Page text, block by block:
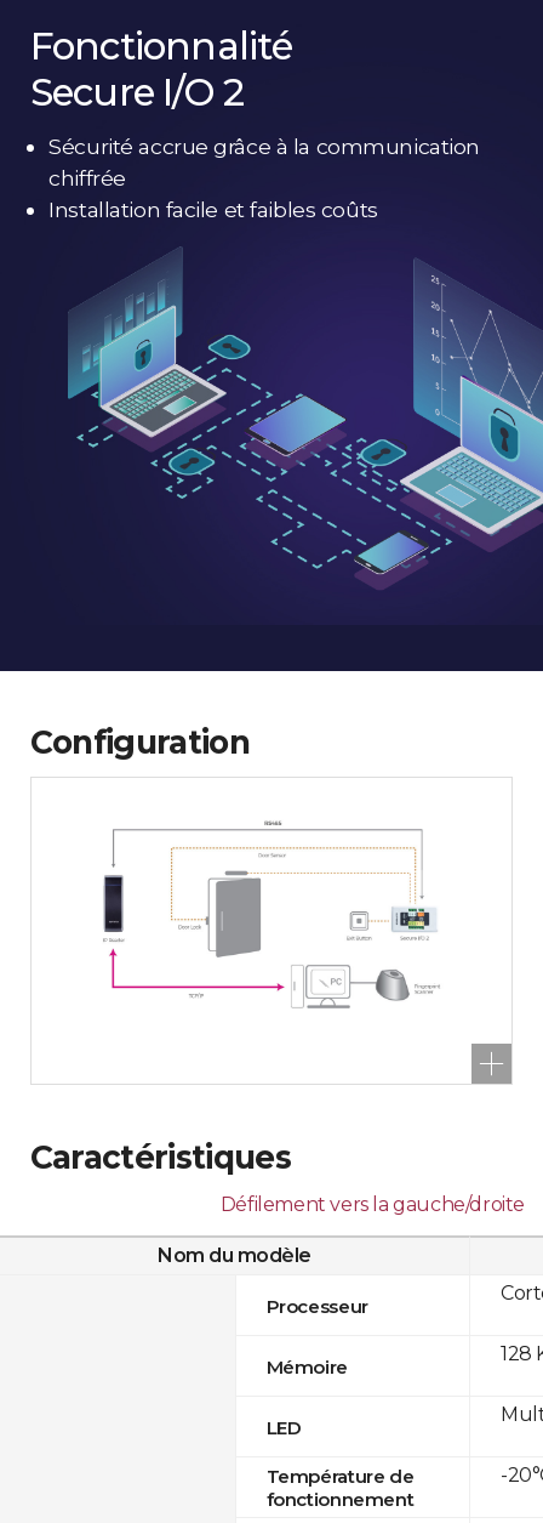
Fonctionnalité
Secure I/O 2
Sécurité accrue grâce à la communication
chiffrée
Installation facile et faibles coûts
Configuration
Caractéristiques
Défilement vers la gauche/droite
Nom du modèle
Processeur
Mémoire
LED
Température de
fonctionnement
128
-